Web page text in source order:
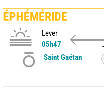
ÉPHÉMÉRIDE
Lever
05h47
Saint Gaétan